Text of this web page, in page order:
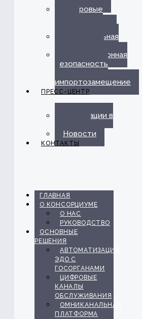
Цифровые
Омниканальная
Информационная
безопасность
импортозамещение
ПРЕСС-ЦЕНТР
Публикации в
Новости
КОНТАКТЫ
ГЛАВНАЯ
О КОНСОРЦИУМЕ
О НАС
РУКОВОДСТВО
ОСНОВНЫЕ
РЕШЕНИЯ
АВТОМАТИЗАЦИЯ
ЭДО С
ГОСОРГАНАМИ
ЦИФРОВЫЕ
КАНАЛЫ
ОБСЛУЖИВАНИЯ
ОМНИКАНАЛЬНАЯ
ПЛАТФОРМА